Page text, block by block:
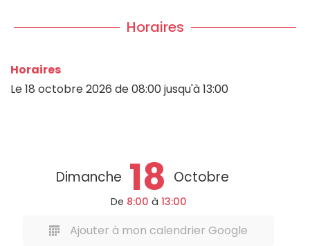
Horaires
Horaires
Le18 octobre 2026 de 08:00 jusqu'à 13:00
Dimanche 18 Octobre
De 8:00 à 13:00
Ajouter à mon calendrier Google